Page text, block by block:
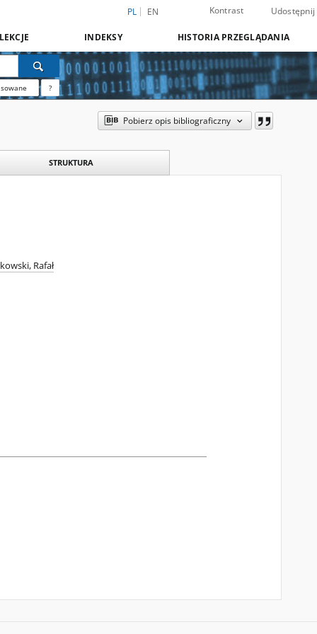
PL EN Kontrast Udostępnij
INDEKSY HISTORIA PRZEGLĄDANIA
?
Pobierz opis bibliograficzny
STRUKTURA
Rafał